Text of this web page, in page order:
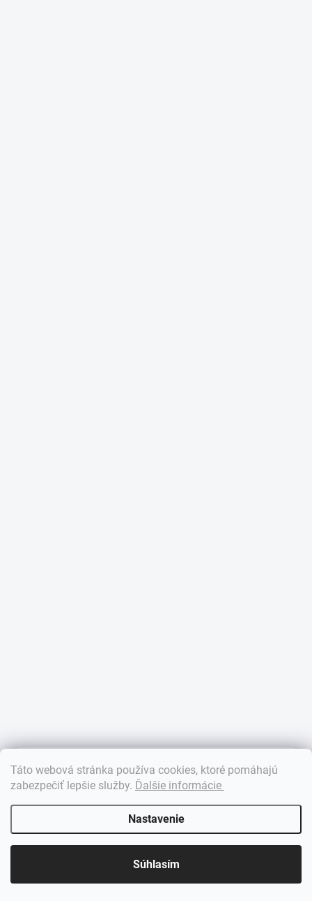
Táto webová stránka používa cookies, ktoré pomáhajú
zabezpečiť lepšie služby. Ďalšie informácie
Nastavenie
Súhlasím
Dobrý deň! 👋 Pomôžem vám nájsť správny diel. Napíšte mi.